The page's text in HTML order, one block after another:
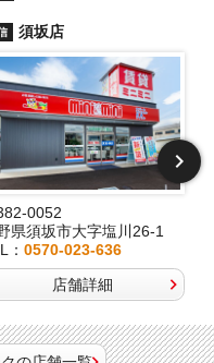
須坂店
0052
県須坂市大字塩川26-1
：0570-023-636
店舗詳細